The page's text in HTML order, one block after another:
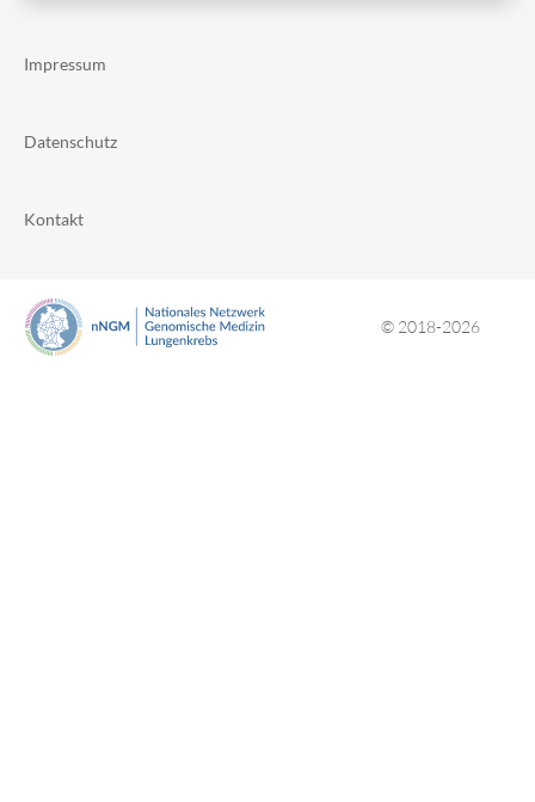
Impressum
Datenschutz
Kontakt
© 2018-2026